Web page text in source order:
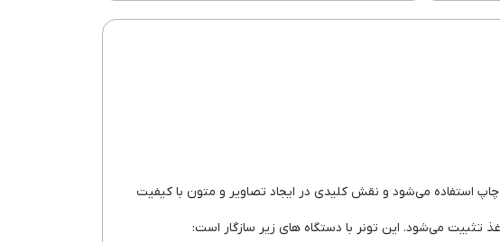
چاپ استفاده می‌شود و نقش کلیدی در ایجاد تصاویر و متون با کیفیت
تثبیت می‌شود. این تونر با دستگاه های زیر سازگار است: